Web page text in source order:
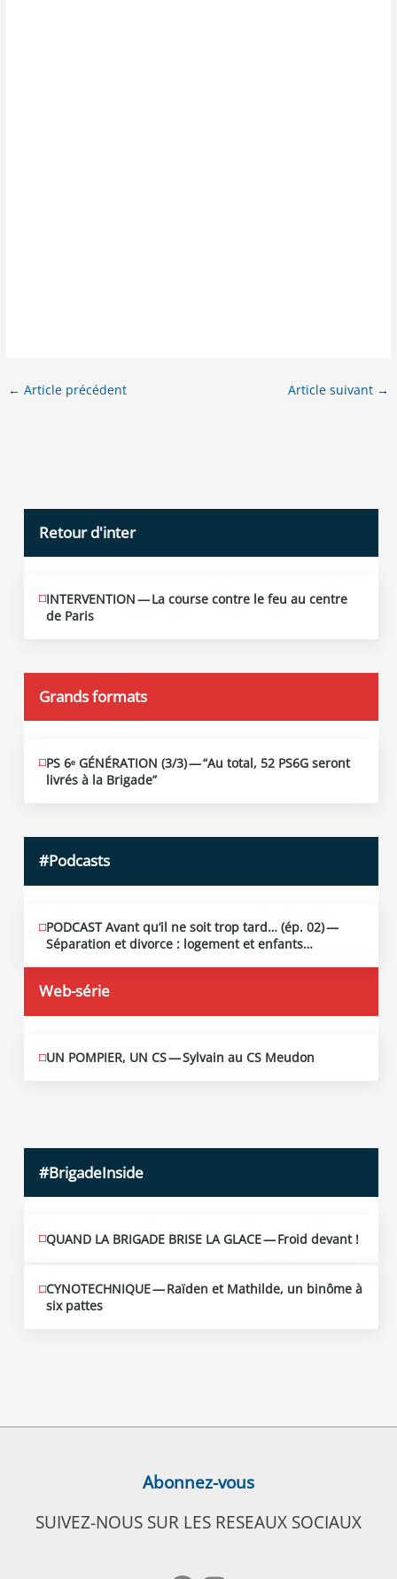
← Article précédent Article suivant →
Retour d'inter
JUIN
12
2026
INTERVENTION — La course contre le feu au centre
de Paris
Grands formats
JUIN
19
2026
PS 6ᵉ GÉNÉRATION (3/​3) — “Au total, 52 PS6G seront
livrés à la Brigade”
#Podcasts
MAI
13
2026
PODCAST Avant qu’il ne soit trop tard… (ép. 02) —
Séparation et divorce : logement et enfants…
Web-série
MAI
10
UN POMPIER, UN CS — Sylvain au CS Meudon
#BrigadeInside
QUAND LA BRIGADE BRISE LA GLACE — Froid devant !
CYNOTECHNIQUE — Raïden et Mathilde, un binôme à
six pattes
Abonnez-vous
SUIVEZ-NOUS SUR LES RESEAUX SOCIAUX